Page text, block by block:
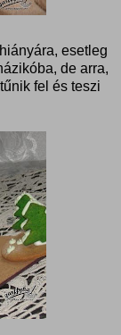
esetleg
de arra,
fel és teszi